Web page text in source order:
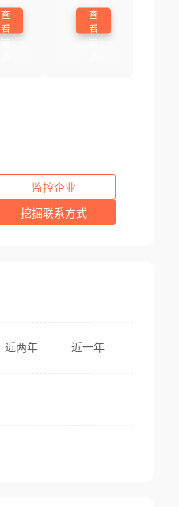
查
看
查
看
监控企业
挖掘联系方式
近两年 近一年